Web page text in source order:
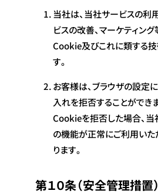
当社は、当社サービスの利
ビスの改善、マーケティング
Cookie及びこれに類する
す。
お客様は、ブラウザの設定
入れを拒否することができ
Cookieを拒否した場合、
の機能が正常にご利用い
ります。
第１０条（安全管理措置）